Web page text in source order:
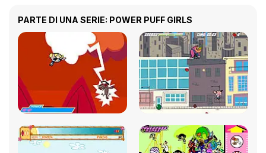
PARTE DI UNA SERIE: POWER PUFF GIRLS